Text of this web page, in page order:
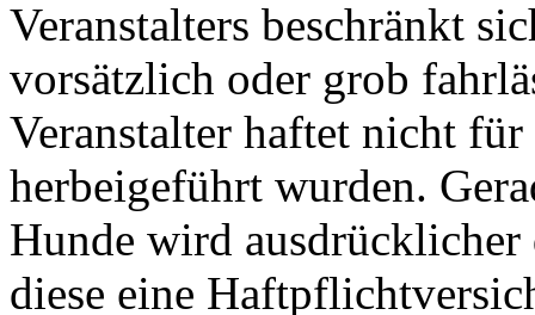
Veranstalters beschränkt
vorsätzlich oder grob
Veranstalter haftet nicht
herbeigeführt wurden.
Hunde wird ausdrücklicher
diese eine